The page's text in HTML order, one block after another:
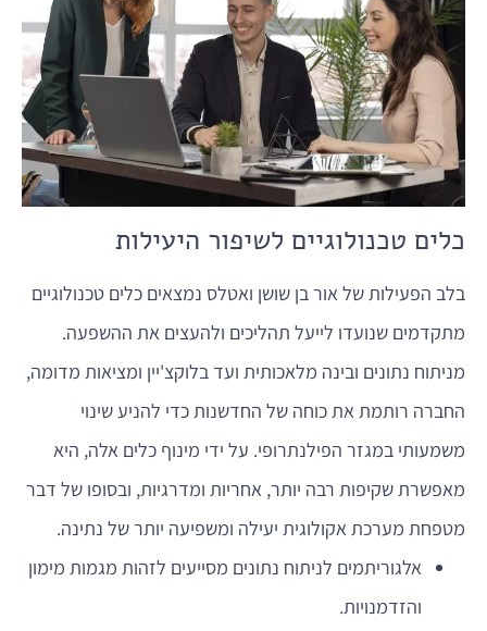
כלים טכנולוגיים לשיפור היעילות
בלב הפעילות של אור בן שושן ואטלס נמצאים כלים טכנולוגיים
מתקדמים שנועדו לייעל תהליכים ולהעצים את ההשפעה.
מניתוח נתונים ובינה מלאכותית ועד בלוקצ'יין ומציאות מדומה,
החברה רותמת את כוחה של החדשנות כדי להניע שינוי
משמעותי במגזר הפילנתרופי. על ידי מינוף כלים אלה, היא
מאפשרת שקיפות רבה יותר, אחריות ומדרגיות, ובסופו של דבר
מטפחת מערכת אקולוגית יעילה ומשפיעה יותר של נתינה.
אלגוריתמים לניתוח נתונים מסייעים לזהות מגמות מימון
והזדמנויות.